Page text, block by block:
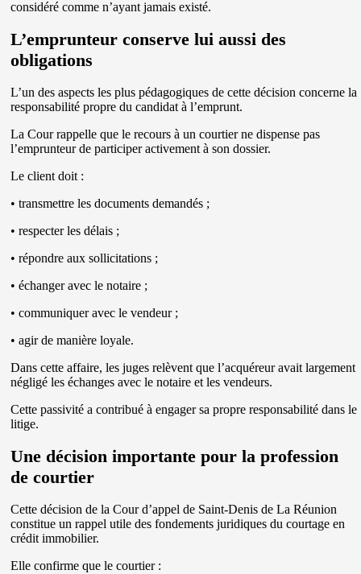
considéré comme n’ayant jamais existé.
L’emprunteur conserve lui aussi des
obligations
L’un des aspects les plus pédagogiques de cette décision concerne la
responsabilité propre du candidat à l’emprunt.
La Cour rappelle que le recours à un courtier ne dispense pas
l’emprunteur de participer activement à son dossier.
Le client doit :
• transmettre les documents demandés ;
• respecter les délais ;
• répondre aux sollicitations ;
• échanger avec le notaire ;
• communiquer avec le vendeur ;
• agir de manière loyale.
Dans cette affaire, les juges relèvent que l’acquéreur avait largement
négligé les échanges avec le notaire et les vendeurs.
Cette passivité a contribué à engager sa propre responsabilité dans le
litige.
Une décision importante pour la profession
de courtier
Cette décision de la Cour d’appel de Saint-Denis de La Réunion
constitue un rappel utile des fondements juridiques du courtage en
crédit immobilier.
Elle confirme que le courtier :